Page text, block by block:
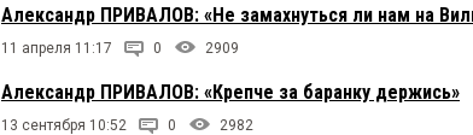
Александр ПРИВАЛОВ: «Не замахнуться ли нам на
11 апреля 11:17 0 2909
Александр ПРИВАЛОВ: «Крепче за баранку держись»
13 сентября 10:52 0 2982